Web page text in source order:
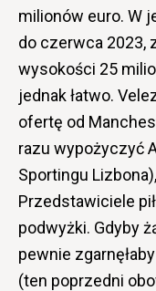
milionów euro. W
do czerwca 2023,
wysokości 25
jednak łatwo.
ofertę od
razu wypożyczyć
Sportingu
Przedstawiciele
podwyżki. Gdyby
pewnie
(ten poprzedni